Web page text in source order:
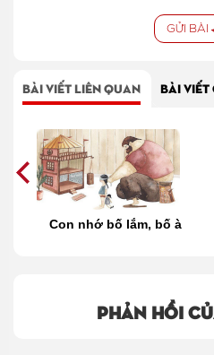
GỬI BÀI
BÀI VIẾT LIÊN QUAN BÀI VIẾT
Con nhớ bố lắm, bố à
Phản hồi